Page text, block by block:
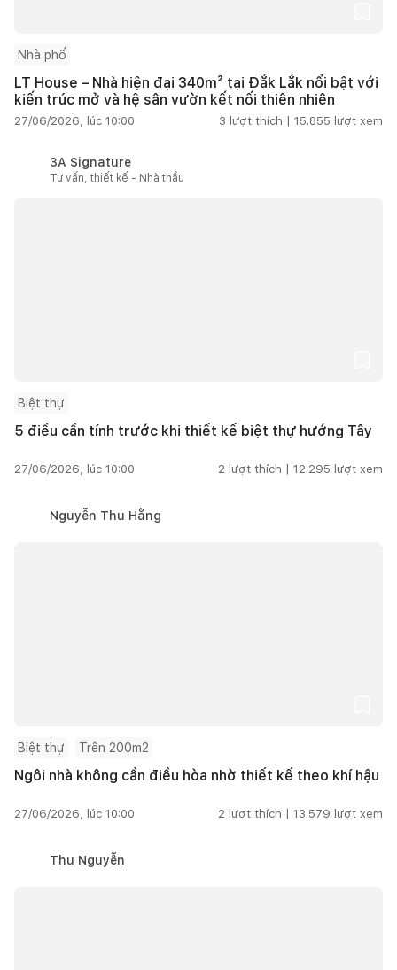
Nhà phố
LT House – Nhà hiện đại 340m² tại Đắk Lắk nổi bật với
kiến trúc mở và hệ sân vườn kết nối thiên nhiên
27/06/2026, lúc 10:00 3 lượt thích | 15.855 lượt xem
3A Signature
Tư vấn, thiết kế - Nhà thầu
Biệt thự
5 điều cần tính trước khi thiết kế biệt thự hướng Tây
27/06/2026, lúc 10:00 2 lượt thích | 12.295 lượt xem
Nguyễn Thu Hằng
Biệt thự Trên 200m2
Ngôi nhà không cần điều hòa nhờ thiết kế theo khí hậu
27/06/2026, lúc 10:00 2 lượt thích | 13.579 lượt xem
Thu Nguyễn